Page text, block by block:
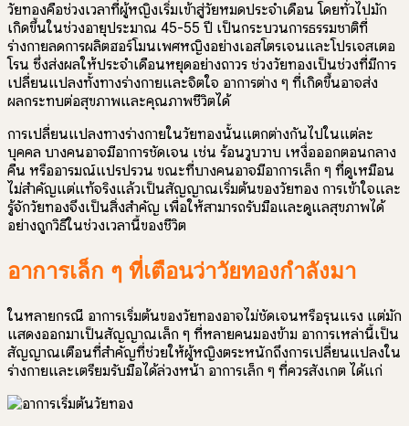
วัยทองคือช่วงเวลาที่ผู้หญิงเริ่มเข้าสู่วัยหมดประจำเดือน โดยทั่วไปมัก
เกิดขึ้นในช่วงอายุประมาณ 45-55 ปี เป็นกระบวนการธรรมชาติที่
ร่างกายลดการผลิตฮอร์โมนเพศหญิงอย่างเอสโตรเจนและโปรเจสเตอ
โรน ซึ่งส่งผลให้ประจำเดือนหยุดอย่างถาวร ช่วงวัยทองเป็นช่วงที่มีการ
เปลี่ยนแปลงทั้งทางร่างกายและจิตใจ อาการต่าง ๆ ที่เกิดขึ้นอาจส่ง
ผลกระทบต่อสุขภาพและคุณภาพชีวิตได้
การเปลี่ยนแปลงทางร่างกายในวัยทองนั้นแตกต่างกันไปในแต่ละ
บุคคล บางคนอาจมีอาการชัดเจน เช่น ร้อนวูบวาบ เหงื่อออกตอนกลาง
คืน หรืออารมณ์แปรปรวน ขณะที่บางคนอาจมีอาการเล็ก ๆ ที่ดูเหมือน
ไม่สำคัญแต่แท้จริงแล้วเป็นสัญญาณเริ่มต้นของวัยทอง การเข้าใจและ
รู้จักวัยทองจึงเป็นสิ่งสำคัญ เพื่อให้สามารถรับมือและดูแลสุขภาพได้
อย่างถูกวิธีในช่วงเวลานี้ของชีวิต
อาการเล็ก ๆ ที่เตือนว่าวัยทองกำลังมา
ในหลายกรณี อาการเริ่มต้นของวัยทองอาจไม่ชัดเจนหรือรุนแรง แต่มัก
แสดงออกมาเป็นสัญญาณเล็ก ๆ ที่หลายคนมองข้าม อาการเหล่านี้เป็น
สัญญาณเตือนที่สำคัญที่ช่วยให้ผู้หญิงตระหนักถึงการเปลี่ยนแปลงใน
ร่างกายและเตรียมรับมือได้ล่วงหน้า อาการเล็ก ๆ ที่ควรสังเกต ได้แก่